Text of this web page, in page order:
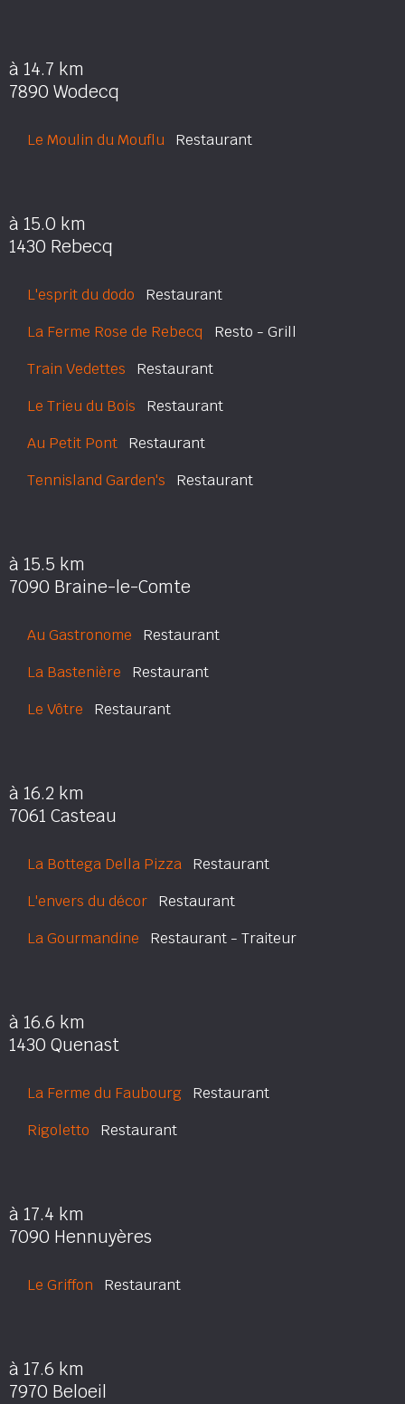
à 14.7 km
7890 Wodecq
Le Moulin du Mouflu Restaurant
à 15.0 km
1430 Rebecq
L'esprit du dodo Restaurant
La Ferme Rose de Rebecq Resto - Grill
Train Vedettes Restaurant
Le Trieu du Bois Restaurant
Au Petit Pont Restaurant
Tennisland Garden's Restaurant
à 15.5 km
7090 Braine-le-Comte
Au Gastronome Restaurant
La Bastenière Restaurant
Le Vôtre Restaurant
à 16.2 km
7061 Casteau
La Bottega Della Pizza Restaurant
L'envers du décor Restaurant
La Gourmandine Restaurant - Traiteur
à 16.6 km
1430 Quenast
La Ferme du Faubourg Restaurant
Rigoletto Restaurant
à 17.4 km
7090 Hennuyères
Le Griffon Restaurant
à 17.6 km
7970 Beloeil